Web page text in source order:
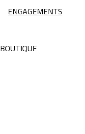
ENGAGEMENTS
BOUTIQUE